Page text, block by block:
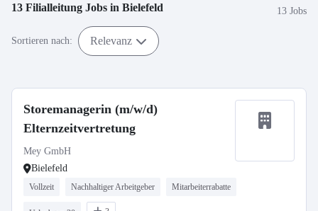
13 Filialleitung Jobs in Bielefeld 13 Jobs
Sortieren nach: Relevanz
Storemanagerin (m/w/d)
Elternzeitvertretung
Mey GmbH
Bielefeld
Vollzeit Nachhaltiger Arbeitgeber Mitarbeiterrabatte